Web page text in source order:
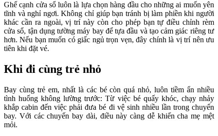
Ghế cạnh cửa sổ luôn là lựa chọn hàng đầu cho những ai muốn yên
tĩnh và nghỉ ngơi. Không chỉ giúp bạn tránh bị làm phiền khi người
khác cần ra ngoài, vị trí này còn cho phép bạn tự điều chỉnh rèm
cửa sổ, tận dụng tường máy bay để tựa đầu và tạo cảm giác riêng tư
hơn. Nếu bạn muốn có giấc ngủ trọn vẹn, đây chính là vị trí nên ưu
tiên khi đặt vé.
Khi đi cùng trẻ nhỏ
Bay cùng trẻ em, nhất là các bé còn quá nhỏ, luôn tiềm ẩn nhiều
tình huống không lường trước: Từ việc bé quấy khóc, chạy nhảy
khắp cabin đến việc phải đưa bé đi vệ sinh nhiều lần trong chuyến
bay. Với các chuyến bay dài, điều này càng dễ khiến cha mẹ mệt
mỏi.